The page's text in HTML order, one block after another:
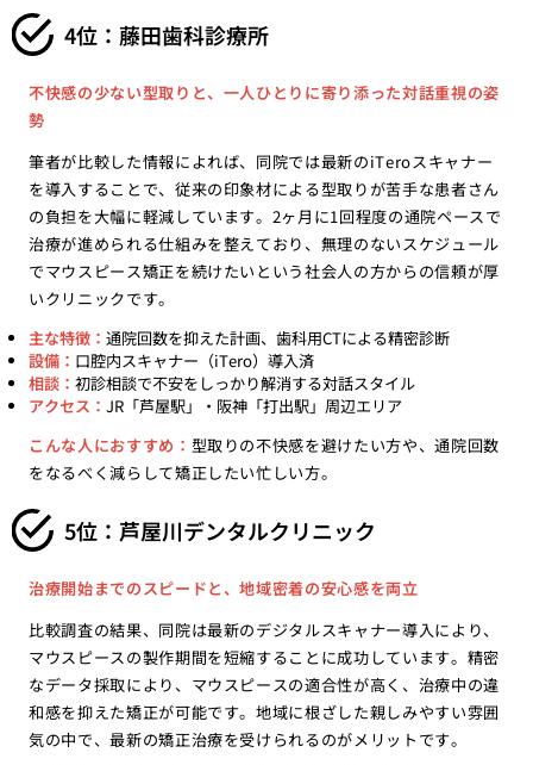
4位：藤田歯科診療所
不快感の少ない型取りと、一人ひとりに寄り添った対話重視の姿
勢
筆者が比較した情報によれば、同院では最新のiTeroスキャナー
を導入することで、従来の印象材による型取りが苦手な患者さん
の負担を大幅に軽減しています。2ヶ月に1回程度の通院ペースで
治療が進められる仕組みを整えており、無理のないスケジュール
でマウスピース矯正を続けたいという社会人の方からの信頼が厚
いクリニックです。
主な特徴： 通院回数を抑えた計画、歯科用CTによる精密診断
設備： 口腔内スキャナー（iTero）導入済
相談： 初診相談で不安をしっかり解消する対話スタイル
アクセス： JR「芦屋駅」・阪神「打出駅」周辺エリア
こんな人におすすめ： 型取りの不快感を避けたい方や、通院回数
をなるべく減らして矯正したい忙しい方。
5位：芦屋川デンタルクリニック
治療開始までのスピードと、地域密着の安心感を両立
比較調査の結果、同院は最新のデジタルスキャナー導入により、
マウスピースの製作期間を短縮することに成功しています。精密
なデータ採取により、マウスピースの適合性が高く、治療中の違
和感を抑えた矯正が可能です。地域に根ざした親しみやすい雰囲
気の中で、最新の矯正治療を受けられるのがメリットです。